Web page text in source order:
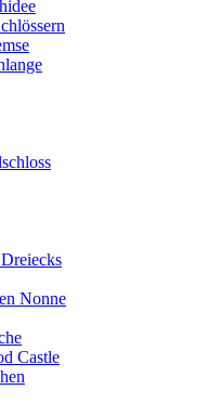
Nonne
Castle